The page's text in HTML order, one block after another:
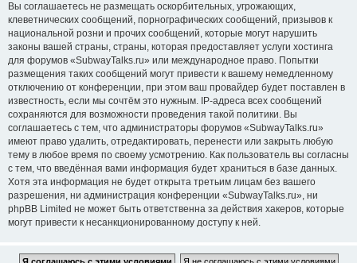
Вы соглашаетесь не размещать оскорбительных, угрожающих,
клеветнических сообщений, порнографических сообщений, призывов к
национальной розни и прочих сообщений, которые могут нарушить
законы вашей страны, страны, которая предоставляет услуги хостинга
для форумов «SubwayTalks.ru» или международное право. Попытки
размещения таких сообщений могут привести к вашему немедленному
отключению от конференции, при этом ваш провайдер будет поставлен в
известность, если мы сочтём это нужным. IP-адреса всех сообщений
сохраняются для возможности проведения такой политики. Вы
соглашаетесь с тем, что администраторы форумов «SubwayTalks.ru»
имеют право удалить, отредактировать, перенести или закрыть любую
тему в любое время по своему усмотрению. Как пользователь вы согласны
с тем, что введённая вами информация будет храниться в базе данных.
Хотя эта информация не будет открыта третьим лицам без вашего
разрешения, ни администрация конференции «SubwayTalks.ru», ни
phpBB Limited не может быть ответственна за действия хакеров, которые
могут привести к несанкционированному доступу к ней.